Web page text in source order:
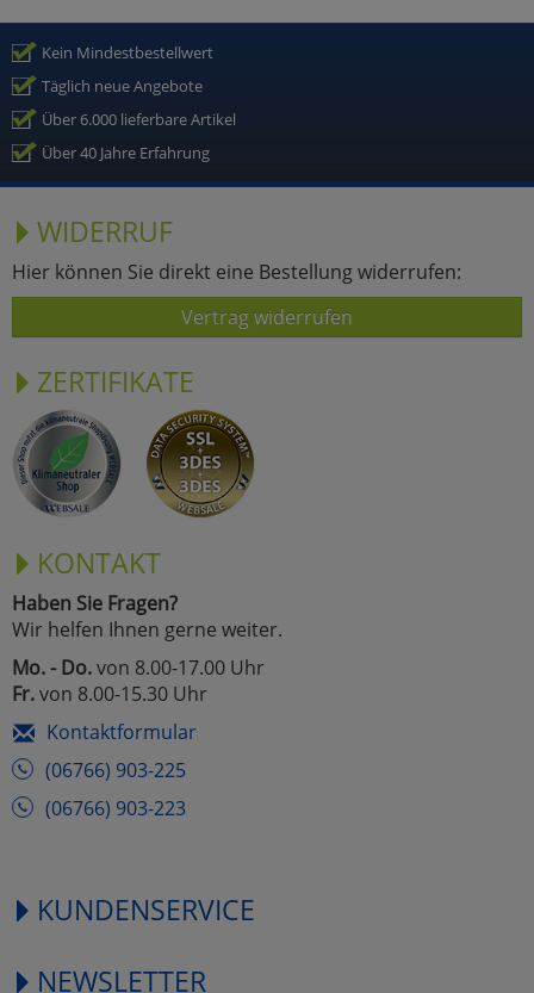
Kein Mindestbestellwert
Täglich neue Angebote
Über 6.000 lieferbare Artikel
Über 40 Jahre Erfahrung
WIDERRUF
Hier können Sie direkt eine Bestellung widerrufen:
Vertrag widerrufen
ZERTIFIKATE
KONTAKT
Haben Sie Fragen?
Wir helfen Ihnen gerne weiter.
Mo. - Do.von 8.00-17.00 Uhr
Fr.von 8.00-15.30 Uhr
Kontaktformular
(06766) 903-225
(06766) 903-223
KUNDENSERVICE
NEWSLETTER